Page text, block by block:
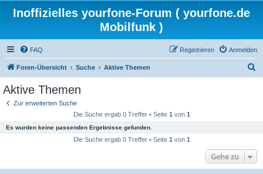
Inoffizielles yourfone-Forum ( yourfone.de
Mobilfunk )
FAQ Anmelden
Registrieren
Foren-Übersicht Suche Aktive Themen
Aktive Themen
Zur erweiterten Suche
Die Suche ergab 0 Treffer • Seite 1 von 1
Es wurden keine passenden Ergebnisse gefunden.
Die Suche ergab 0 Treffer • Seite 1 von 1
Gehe zu